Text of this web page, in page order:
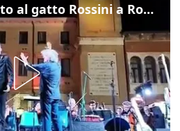
Il concerto dedicato al gatto Rossini a Rovigo: ecco un estratto